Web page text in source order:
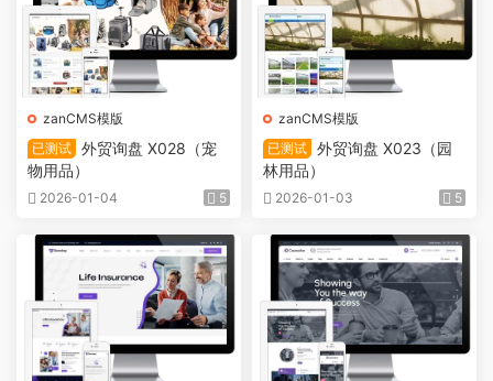
zanCMS模版
已测试 外贸询盘 X028（宠
物用品）
2026-01-04 5
zanCMS模版
已测试 外贸询盘 X023（园
林用品）
2026-01-03 5